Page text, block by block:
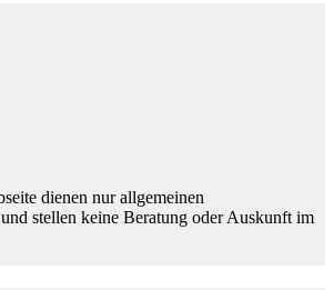
dienen nur allgemeinen
stellen keine Beratung oder Auskunft im